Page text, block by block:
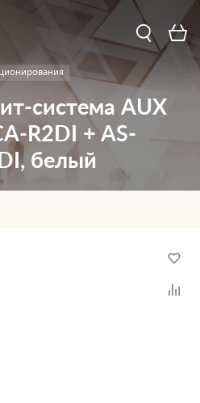
система AUX
R2DI + AS-
белый